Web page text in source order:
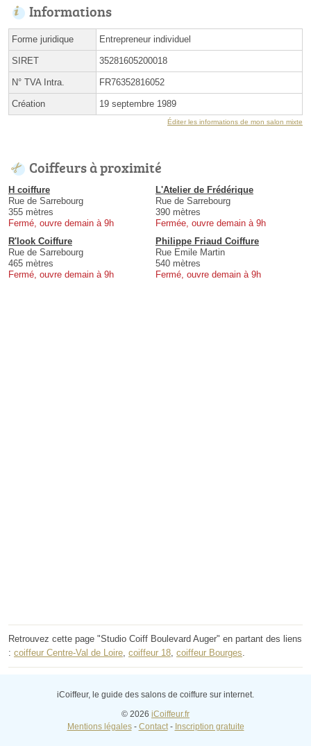
Informations
Forme juridique Entrepreneur individuel
SIRET 35281605200018
N° TVA Intra. FR76352816052
Création 19 septembre 1989
Éditer les informations de mon salon mixte
Coiffeurs à proximité
H coiffure
Rue de Sarrebourg
355 mètres
Fermé, ouvre demain à 9h
L'Atelier de Frédérique
Rue de Sarrebourg
390 mètres
Fermée, ouvre demain à 9h
R'look Coiffure
Rue de Sarrebourg
465 mètres
Fermé, ouvre demain à 9h
Philippe Friaud Coiffure
Rue Emile Martin
540 mètres
Fermé, ouvre demain à 9h
Retrouvez cette page "Studio Coiff Boulevard Auger" en partant des liens
: coiffeur Centre-Val de Loire coiffeur 18 coiffeur Bourges
iCoiffeur, le guide des salons de coiffure sur internet.
© 2026 iCoiffeur.fr
Mentions légales- Contact- Inscription gratuite